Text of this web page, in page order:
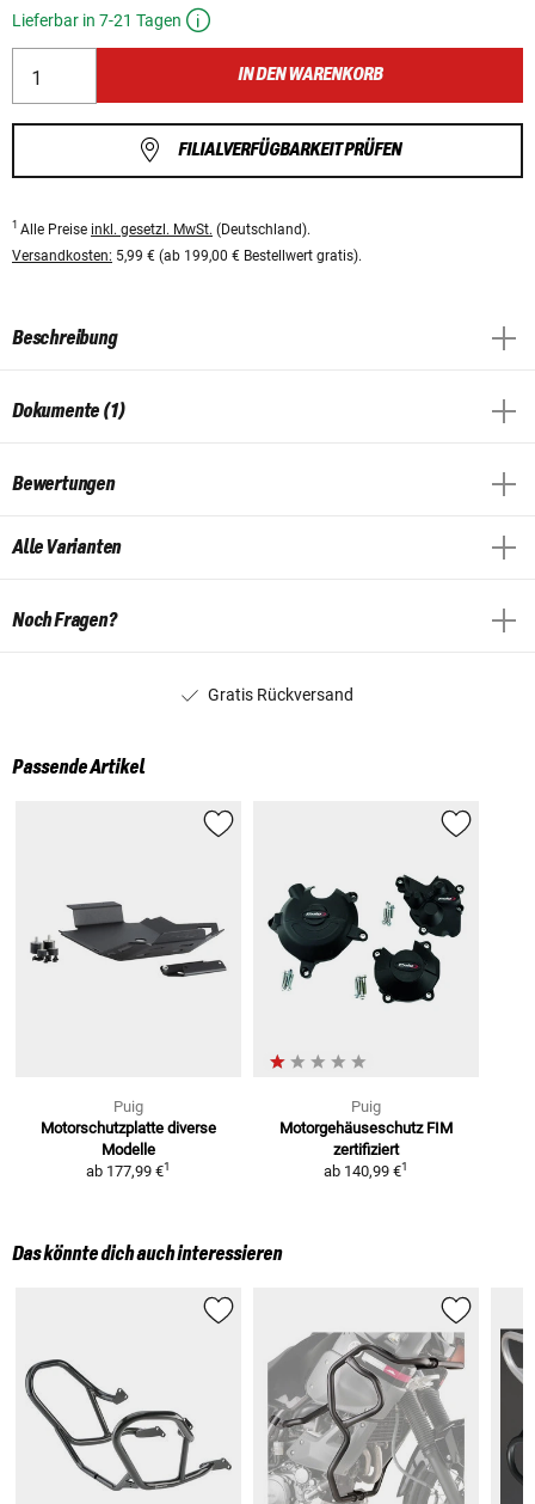
Lieferbar in 7-21 Tagen
IN DEN WARENKORB
FILIALVERFÜGBARKEIT PRÜFEN
1 Alle Preise inkl. gesetzl. MwSt. (Deutschland).
Versandkosten: 5,99 € (ab 199,00 € Bestellwert gratis).
Beschreibung
Dokumente (1)
Bewertungen
Alle Varianten
Noch Fragen?
Gratis Rückversand
Passende Artikel
Puig
Motorschutzplatte diverse
Modelle
ab 177,99 €1
Puig
Motorgehäuseschutz FIM
zertifiziert
ab 140,99 €1
Das könnte dich auch interessieren